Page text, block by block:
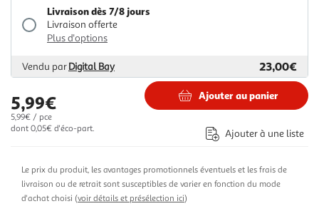
Livraison dès 7/8 jours
Livraison offerte
Plus d'options
Vendu parDigital Bay 23,00€
5,99€
5,99€ / pce
dont 0,05€ d'éco-part.
Ajouter au panier
Ajouter à une liste
Le prix du produit, les avantages promotionnels éventuels et les frais de
livraison ou de retrait sont susceptibles de varier en fonction du mode
d'achat choisi (voir détails et présélection ici)